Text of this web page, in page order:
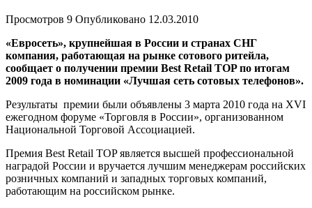
Просмотров 9 Опубликовано 12.03.2010
«Евросеть», крупнейшая в России и странах СНГ
компания, работающая на рынке сотового ритейла,
сообщает о получении премии Best Retail TOP по итогам
2009 года в номинации «Лучшая сеть сотовых телефонов».
Результаты премии были объявлены 3 марта 2010 года на XVI
ежегодном форуме «Торговля в России», организованном
Национальной Торговой Ассоциацией.
Премия Best Retail TOP является высшей профессиональной
наградой России и вручается лучшим менеджерам российских
розничных компаний и западных торговых компаний,
работающим на российском рынке.